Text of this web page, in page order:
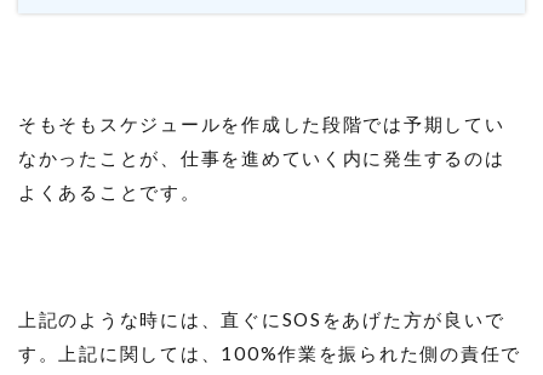
そもそもスケジュールを作成した段階では予期してい
なかったことが、仕事を進めていく内に発生するのは
よくあることです。
上記のような時には、直ぐにSOSをあげた方が良いで
す。上記に関しては、100%作業を振られた側の責任で